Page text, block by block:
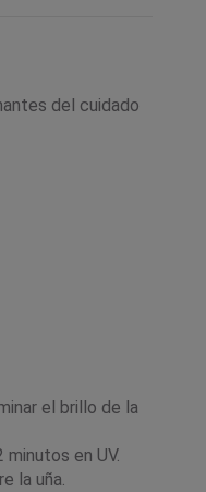
del cuidado
el brillo de la
en UV.
la uña.